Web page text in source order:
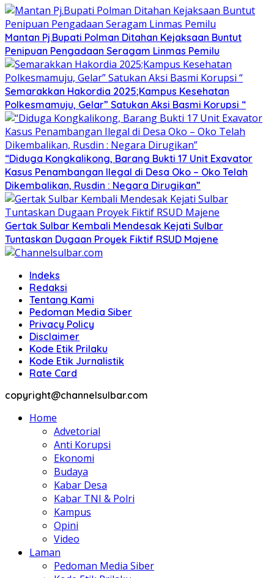
Mantan Pj.Bupati Polman Ditahan Kejaksaan Buntut
Penipuan Pengadaan Seragam Linmas Pemilu
Semarakkan Hakordia 2025;Kampus Kesehatan
Polkesmamuju, Gelar” Satukan Aksi Basmi Korupsi “
“Diduga Kongkalikong, Barang Bukti 17 Unit Exavator
Kasus Penambangan Ilegal di Desa Oko – Oko Telah
Dikembalikan, Rusdin : Negara Dirugikan”
Gertak Sulbar Kembali Mendesak Kejati Sulbar
Tuntaskan Dugaan Proyek Fiktif RSUD Majene
Indeks
Redaksi
Tentang Kami
Pedoman Media Siber
Privacy Policy
Disclaimer
Kode Etik Prilaku
Kode Etik Jurnalistik
Rate Card
copyright@channelsulbar.com
Home
Advetorial
Anti Korupsi
Ekonomi
Budaya
Kabar Desa
Kabar TNI & Polri
Kampus
Opini
Video
Laman
Pedoman Media Siber